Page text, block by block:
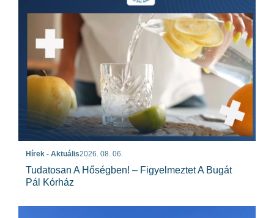
Hírek - Aktuális2026. 08. 06.
Tudatosan A Hőségben! – Figyelmeztet A Bugát
Pál Kórház